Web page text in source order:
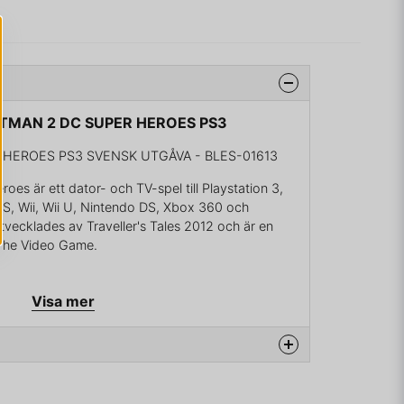
2 DC SUPER HEROES PS3
PS3 SVENSK UTGÅVA - BLES-01613
är ett dator- och TV-spel till Playstation 3,
Wii, Wii U, Nintendo DS, Xbox 360 och
av Traveller's Tales 2012 och är en
Video Game.
Visa mer
produkten...